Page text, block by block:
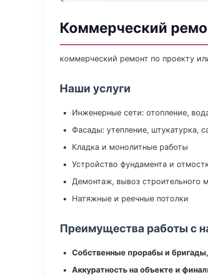
Коммерческий
коммерческий ремонт по проекту
Наши услуги
Инженерные сети: отопление,
Фасады: утепление, штукатурка,
Кладка и монолитные работы
Устройство фундамента и
Демонтаж, вывоз строительного
Натяжные и реечные потолки
Преимущества работы с
Собственные прорабы и
Аккуратность на объекте и